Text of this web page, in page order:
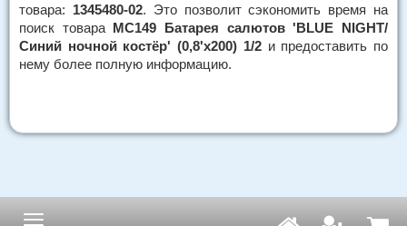
товара: 1345480-02. Это позволит сэкономить время на
поиск товара МС149 Батарея салютов 'BLUE NIGHT/
Синий ночной костёр' (0,8'х200) 1/2и предоставить по
нему более полную информацию.
Навигация